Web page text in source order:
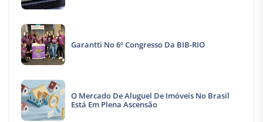
Garantti No 6º Congresso Da BIB-RIO
O Mercado De Aluguel De Imóveis No Brasil
Está Em Plena Ascensão